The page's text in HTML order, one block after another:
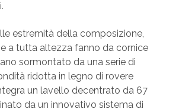
estremità della composizione,
a tutta altezza fanno da cornice
sormontato da una serie di
ridotta in legno di rovere
un lavello decentrato da 67
da un innovativo sistema di